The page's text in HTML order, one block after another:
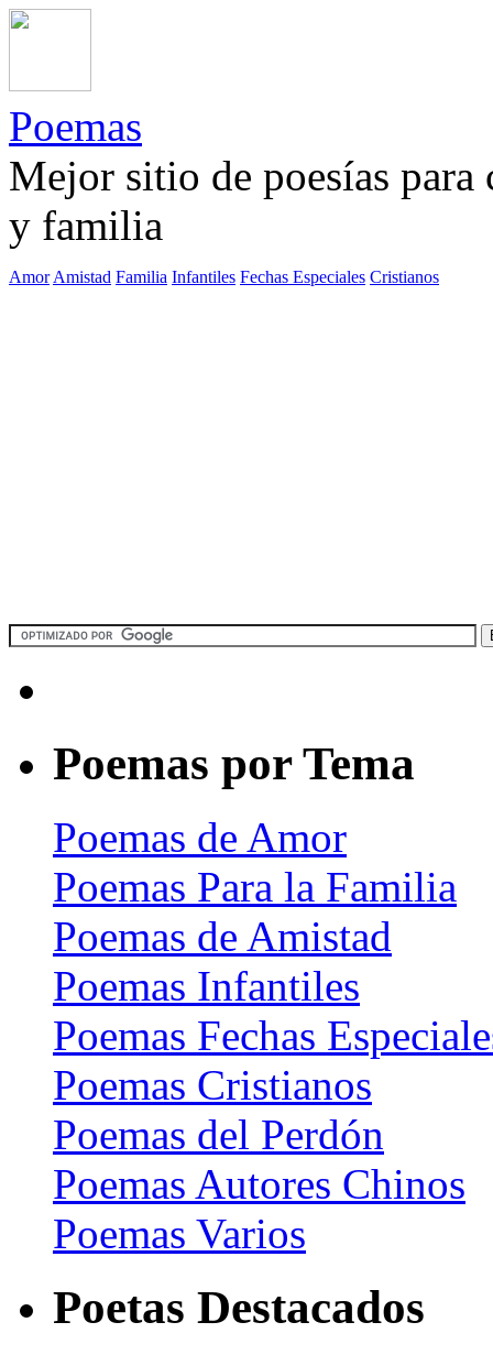
Poemas
Mejor sitio de poesías
y familia
Amor Amistad Familia Infantiles Fechas Especiales Cristianos
Poemas por Tema
Poemas de Amor
Poemas Para la Familia
Poemas de Amistad
Poemas Infantiles
Poemas Fechas
Poemas Cristianos
Poemas del Perdón
Poemas Autores Chinos
Poemas Varios
Poetas Destacados